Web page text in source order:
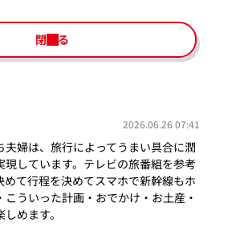
閉じる
2026.06.26 07:41
夫婦は、旅行によってうまい具合に潤
現しています。テレビの旅番組を参考
めて行程を決めてスマホで新幹線もホ
ういった計画・おでかけ・お土産・
めます。